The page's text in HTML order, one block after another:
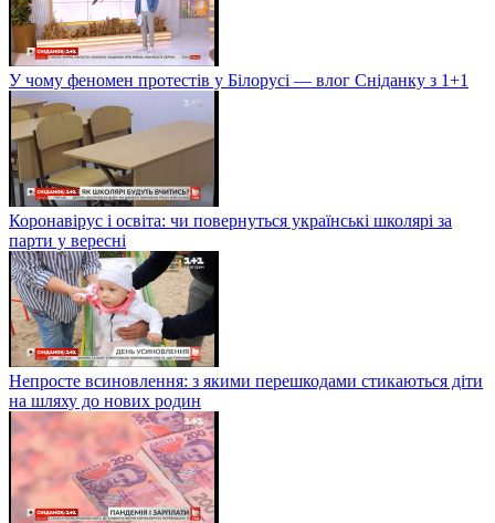
У чому феномен протестів у Білорусі — влог Сніданку з 1+1
Коронавірус і освіта: чи повернуться українські школярі за
парти у вересні
Непросте всиновлення: з якими перешкодами стикаються діти
на шляху до нових родин